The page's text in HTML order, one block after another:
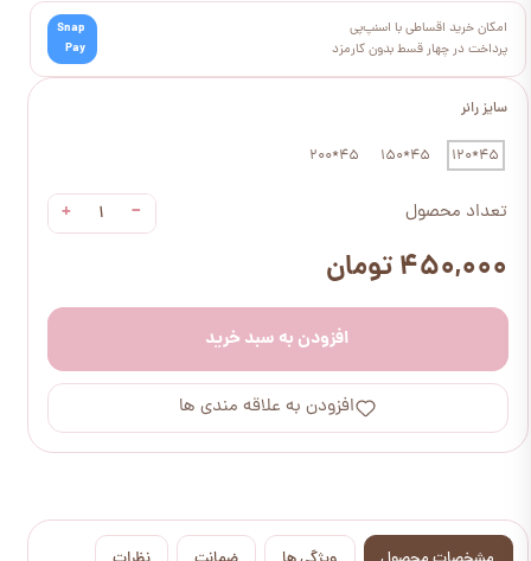
سایز رانر
45*120
45*150
45*200
تعداد محصول −
+
۴۵۰,۰۰۰ تومان
افزودن به سبد خرید
افزودن به علاقه مندی ها
امکان خرید اقساطی با اسنپ‌پی
پرداخت در چهار قسط بدون کارمزد
Snap
Pay